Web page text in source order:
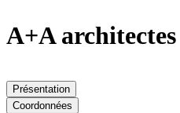
A+A architectes
Présentation
Coordonnées